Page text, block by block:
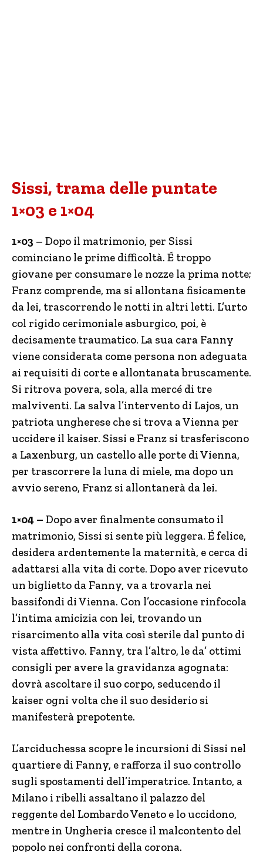
Sissi, trama delle puntate
1×03 e 1×04
1×03 – Dopo il matrimonio, per Sissi
cominciano le prime difficoltà. É troppo
giovane per consumare le nozze la prima notte;
Franz comprende, ma si allontana fisicamente
da lei, trascorrendo le notti in altri letti. L’urto
col rigido cerimoniale asburgico, poi, è
decisamente traumatico. La sua cara Fanny
viene considerata come persona non adeguata
ai requisiti di corte e allontanata bruscamente.
Si ritrova povera, sola, alla mercé di tre
malviventi. La salva l’intervento di Lajos, un
patriota ungherese che si trova a Vienna per
uccidere il kaiser. Sissi e Franz si trasferiscono
a Laxenburg, un castello alle porte di Vienna,
per trascorrere la luna di miele, ma dopo un
avvio sereno, Franz si allontanerà da lei.
1×04 – Dopo aver finalmente consumato il
matrimonio, Sissi si sente più leggera. É felice,
desidera ardentemente la maternità, e cerca di
adattarsi alla vita di corte. Dopo aver ricevuto
un biglietto da Fanny, va a trovarla nei
bassifondi di Vienna. Con l’occasione rinfocola
l’intima amicizia con lei, trovando un
risarcimento alla vita così sterile dal punto di
vista affettivo. Fanny, tra l’altro, le da’ ottimi
consigli per avere la gravidanza agognata:
dovrà ascoltare il suo corpo, seducendo il
kaiser ogni volta che il suo desiderio si
manifesterà prepotente.
L’arciduchessa scopre le incursioni di Sissi nel
quartiere di Fanny, e rafforza il suo controllo
sugli spostamenti dell’imperatrice. Intanto, a
Milano i ribelli assaltano il palazzo del
reggente del Lombardo Veneto e lo uccidono,
mentre in Ungheria cresce il malcontento del
popolo nei confronti della corona.